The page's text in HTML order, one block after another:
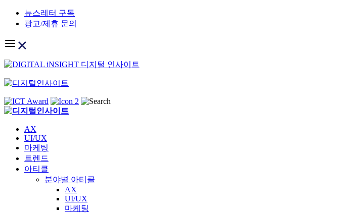
Skip
content
뉴스레터 구독
광고/제휴 문의
AX
UI/UX
마케팅
트렌드
아티클
분야별 아티클
AX
UI/UX
마케팅